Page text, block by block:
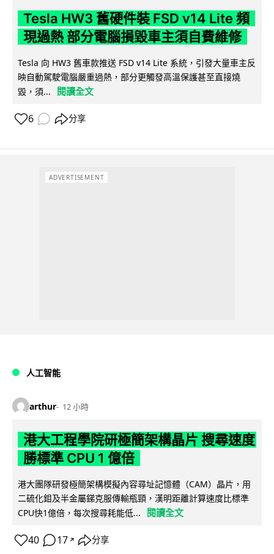
Tesla HW3 舊硬件裝 FSD v14 Lite 頻
現過熱 部分電腦損毀車主須自費維修
Tesla 向 HW3 舊車款推送 FSD v14 Lite 系統，引發大量車主反
映自動駕駛電腦嚴重過熱，部分更觸發高溫保護甚至直接燒
毀，須...
閱讀全文
6 分享
ADVERTISEMENT
人工智能
arthur 12 小時
港大工程學院研極簡架構晶片 搜尋速度
勝標準 CPU 1 億倍
港大團隊研發極簡架構模擬內容尋址記憶體（CAM）晶片，用
二硫化鉬及半金屬銻克服傳輸瓶頸，漢明距離計算速度比標準
CPU快1億倍，每次搜尋耗能低...
閱讀全文
40 17 ↗ 分享